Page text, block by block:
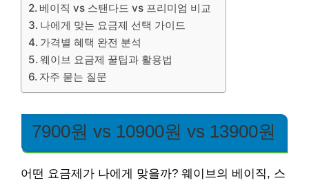
베이직 vs 스탠다드 vs 프리미엄 비교
나에게 맞는 요금제 선택 가이드
가격별 혜택 완전 분석
웨이브 요금제 꿀팁과 활용법
자주 묻는 질문
7900원 vs 10900원 vs 13900원
어떤 요금제가 나에게 맞을까? 웨이브의 베이직, 스